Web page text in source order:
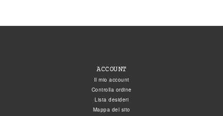
ACCOUNT
Il mio account
Controlla ordine
Lista desideri
Mappa del sito